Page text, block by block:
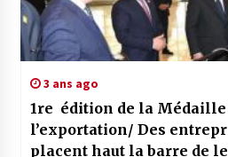
3 ans ago
1re édition de la Médaille
l’exportation/ Des
placent haut la barre de